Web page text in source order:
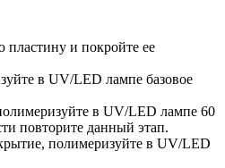
пластину и покройте ее
в UV/LED лампе базовое
в UV/LED лампе 60
повторите данный этап.
полимеризуйте в UV/LED